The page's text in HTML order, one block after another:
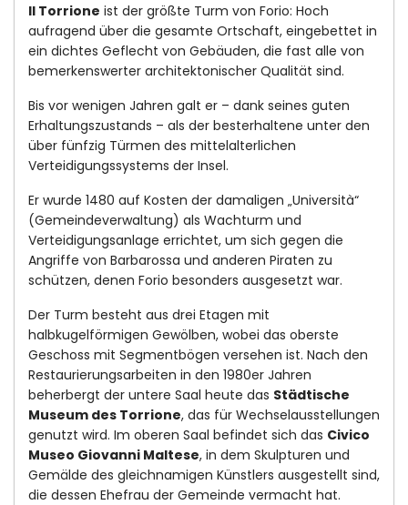
Il Torrione ist der größte Turm von Forio: Hoch
aufragend über die gesamte Ortschaft, eingebettet in
ein dichtes Geflecht von Gebäuden, die fast alle von
bemerkenswerter architektonischer Qualität sind.
Bis vor wenigen Jahren galt er – dank seines guten
Erhaltungszustands – als der besterhaltene unter den
über fünfzig Türmen des mittelalterlichen
Verteidigungssystems der Insel.
Er wurde 1480 auf Kosten der damaligen „Università“
(Gemeindeverwaltung) als Wachturm und
Verteidigungsanlage errichtet, um sich gegen die
Angriffe von Barbarossa und anderen Piraten zu
schützen, denen Forio besonders ausgesetzt war.
Der Turm besteht aus drei Etagen mit
halbkugelförmigen Gewölben, wobei das oberste
Geschoss mit Segmentbögen versehen ist. Nach den
Restaurierungsarbeiten in den 1980er Jahren
beherbergt der untere Saal heute das Städtische
Museum des Torrione, das für Wechselausstellungen
genutzt wird. Im oberen Saal befindet sich das Civico
Museo Giovanni Maltese, in dem Skulpturen und
Gemälde des gleichnamigen Künstlers ausgestellt sind,
die dessen Ehefrau der Gemeinde vermacht hat.